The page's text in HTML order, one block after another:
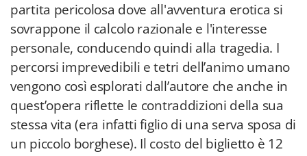
partita pericolosa dove all'avventura erotica si
sovrappone il calcolo razionale e l'interesse
personale, conducendo quindi alla tragedia. I
percorsi imprevedibili e tetri dell’animo umano
vengono così esplorati dall’autore che anche in
quest’opera riflette le contraddizioni della sua
stessa vita (era infatti figlio di una serva sposa di
un piccolo borghese). Il costo del biglietto è 12